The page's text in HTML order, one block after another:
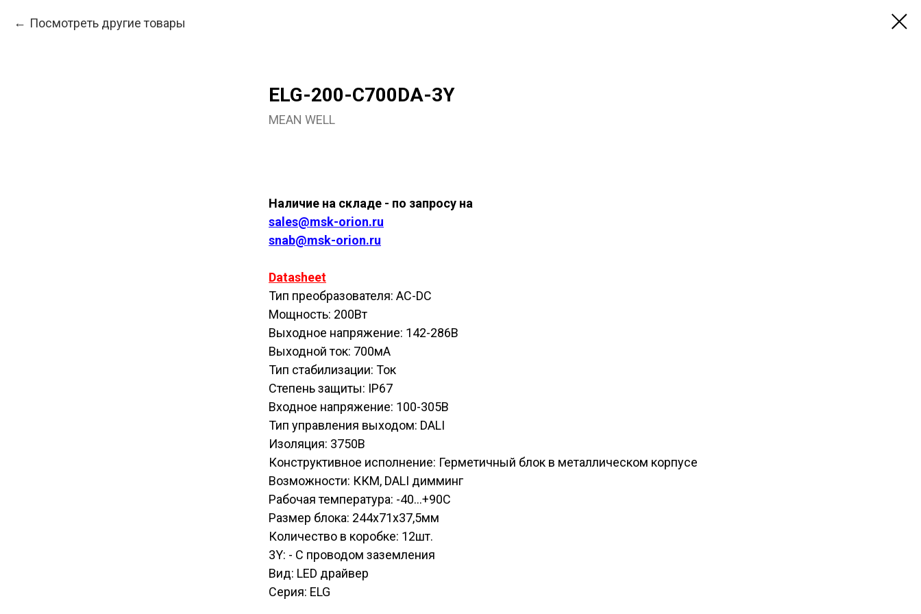
Посмотреть другие товары
ELG-200-C700DA-3Y
MEAN WELL
Наличие на складе - по запросу на
sales@msk-orion.ru
snab@msk-orion.ru
Datasheet
Тип преобразователя: AC-DC
Мощность: 200Вт
Выходное напряжение: 142-286В
Выходной ток: 700мА
Тип стабилизации: Ток
Степень защиты: IP67
Входное напряжение: 100-305В
Тип управления выходом: DALI
Изоляция: 3750В
Конструктивное исполнение: Герметичный блок в металлическом корпусе
Возможности: ККМ, DALI димминг
Рабочая температура: -40...+90С
Размер блока: 244х71х37,5мм
Количество в коробке: 12шт.
3Y: - C проводом заземления
Вид: LED драйвер
Серия: ELG